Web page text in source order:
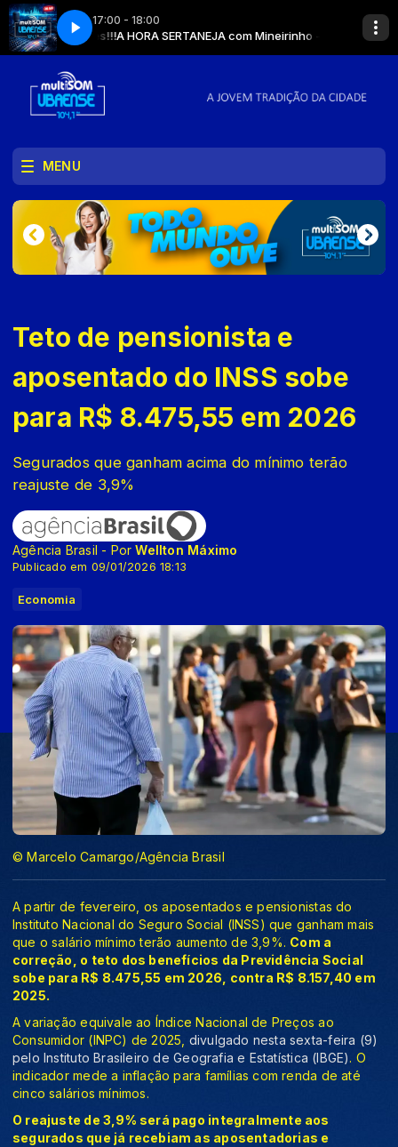
17:00 - 18:00
A HORA SERTANEJA com Mineirinho - Use máscara!!! Evite
MENU
Teto de pensionista e
aposentado do INSS sobe
para R$ 8.475,55 em 2026
Segurados que ganham acima do mínimo terão
reajuste de 3,9%
Agência Brasil - PorWellton Máximo
Publicado em 09/01/2026 18:13
Economia
© Marcelo Camargo/Agência Brasil
A partir de fevereiro, os aposentados e pensionistas do
Instituto Nacional do Seguro Social (INSS) que ganham mais
que o salário mínimo terão aumento de 3,9%. Com a
correção, o teto dos benefícios da Previdência Social
sobe para R$ 8.475,55 em 2026, contra R$ 8.157,40 em
2025.
A variação equivale ao Índice Nacional de Preços ao
Consumidor (INPC) de 2025, divulgado nesta sexta-feira (9)
pelo Instituto Brasileiro de Geografia e Estatística (IBGE). O
indicador mede a inflação para famílias com renda de até
cinco salários mínimos.
O reajuste de 3,9% será pago integralmente aos
segurados que já recebiam as aposentadorias e